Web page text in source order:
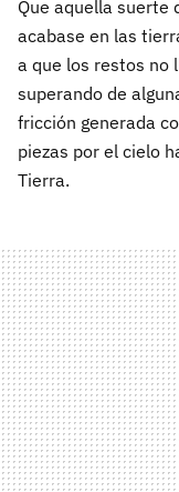
Que aquella suerte
acabase en las
a que los restos no
superando de
fricción generada
piezas por el cielo
Tierra.